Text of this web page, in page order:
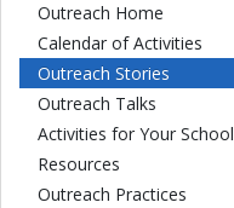
Outreach Home
Calendar of Activities
Outreach Stories
Outreach Talks
Activities for Your School
Resources
Outreach Practices